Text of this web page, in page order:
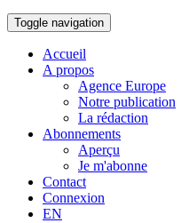
Toggle navigation
Accueil
A propos
Agence Europe
Notre publication
La rédaction
Abonnements
Aperçu
Je m'abonne
Contact
Connexion
EN